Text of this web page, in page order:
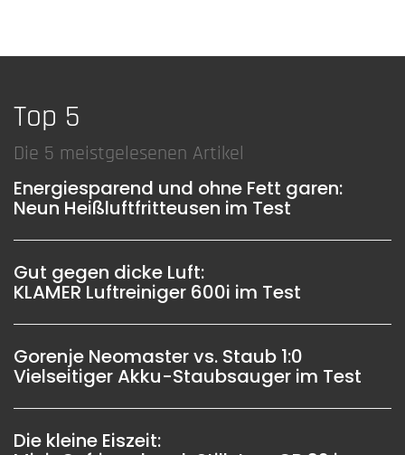
Top 5
Die 5 meistgelesenen Artikel
Energiesparend und ohne Fett garen:
Neun Heißluftfritteusen im Test
Gut gegen dicke Luft:
KLAMER Luftreiniger 600i im Test
Gorenje Neomaster vs. Staub 1:0
Vielseitiger Akku-Staubsauger im Test
Die kleine Eiszeit: